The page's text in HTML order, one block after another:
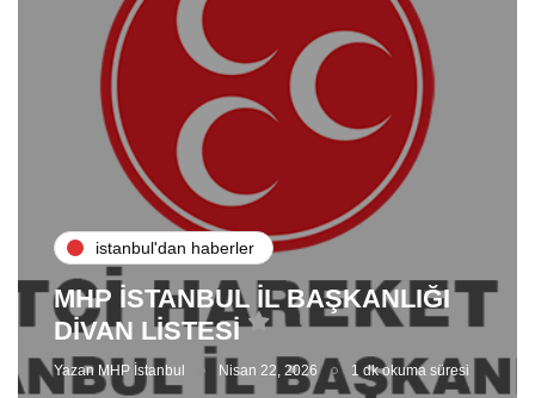
i̇stanbul'dan haberler
MHP İSTANBUL İL BAŞKANLIĞI
DİVAN LİSTESİ
Yazan MHP İstanbul Nisan 22, 2026 1 dk okuma süresi